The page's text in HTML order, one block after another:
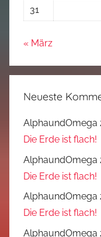
31
« März
Neueste
AlphaundOmega
Die Erde ist flach!
AlphaundOmega
Die Erde ist flach!
AlphaundOmega
Die Erde ist flach!
AlphaundOmega